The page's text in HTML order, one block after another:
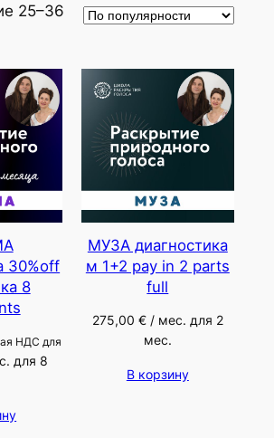
25–36
30%off
8
НДС для
для 8
МУЗА диагностика
м 1+2 pay in 2 parts
full
275,00 € / мес. для 2
мес.
В корзину